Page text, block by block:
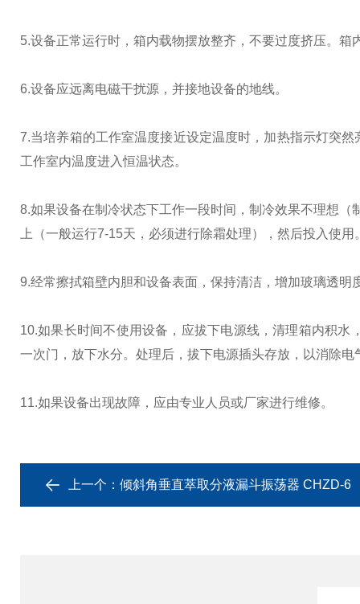
5.设备正常运行时，箱内载物摆放整齐，不要过度挤压。
6.设备应远离电磁干扰源，并接地设备的地线。
7.当培养箱的工作室温度接近设定温度时，加热指示灯突
工作室内温度进入恒温状态。
8.如果设备在制冷状态下工作一段时间，制冷效果不理想
上（一般运行7-15天，必须进行除霜处理），然后投入使用
9.经常擦拭箱壁内胆和设备表面，保持清洁，增加玻璃透
10.如果长时间不使用设备，应拔下电源线，清理箱内积
一次门，放下水分。处理后，拔下电源插头存放，以消除
11.如果设备出现故障，应由专业人员或厂家进行维修。
上一个： 倾斜角垂直萃取分液漏斗振荡器 CHZD-6